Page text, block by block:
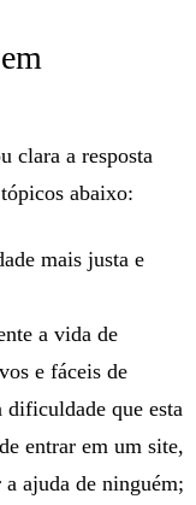
clara a resposta
abaixo:
mais justa e
a vida de
e fáceis de
dificuldade que esta
entrar em um site,
ajuda de ninguém;